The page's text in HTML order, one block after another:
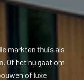
markten thuis als
Of het nu gaat om
of luxe